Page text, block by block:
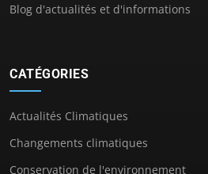
Blog d'actualités et d'informations
CATÉGORIES
Actualités Climatiques
Changements climatiques
Conservation de l'environnement